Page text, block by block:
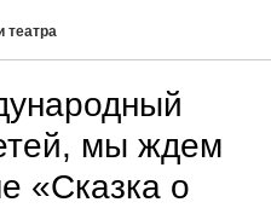
театра
мы ждем
«Сказка о